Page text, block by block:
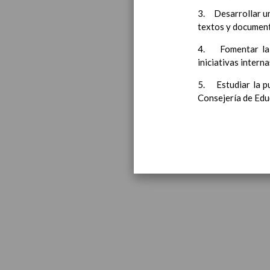
3. Desarrollar
textos y
4. Fomentar la
iniciativas
5. Estudiar la
Consejería de